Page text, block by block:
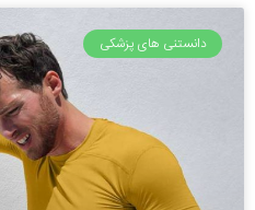
دانستنی های پزشکی